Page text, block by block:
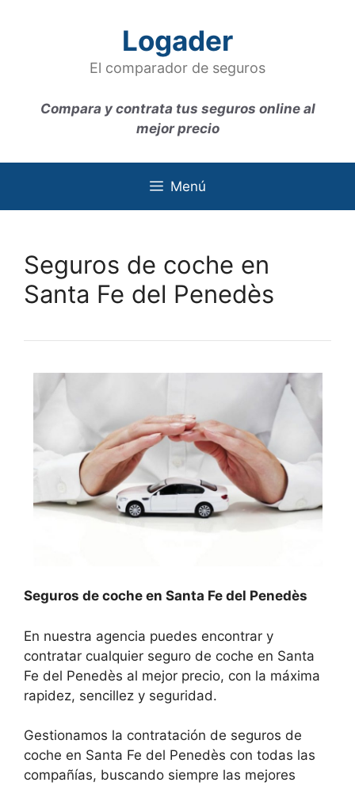
Logader
El comparador de seguros
Compara y contrata tus seguros online al
mejor precio
Menú
Seguros de coche en
Santa Fe del Penedès
Seguros de coche en Santa Fe del Penedès
En nuestra agencia puedes encontrar y
contratar cualquier seguro de coche en Santa
Fe del Penedès al mejor precio, con la máxima
rapidez, sencillez y seguridad.
Gestionamos la contratación de seguros de
coche en Santa Fe del Penedès con todas las
compañías, buscando siempre las mejores